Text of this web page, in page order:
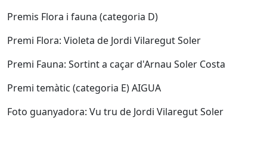
Premis Flora i fauna (categoria D)
Premi Flora: Violeta de Jordi Vilaregut Soler
Premi Fauna: Sortint a caçar d'Arnau Soler Costa
Premi temàtic (categoria E) AIGUA
Foto guanyadora: Vu tru de Jordi Vilaregut Soler